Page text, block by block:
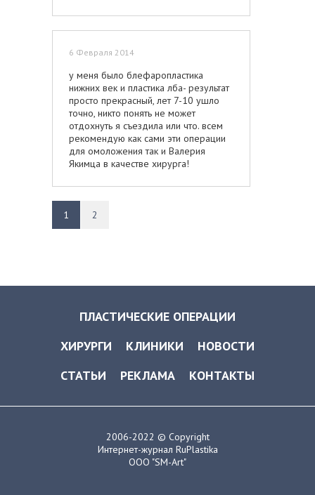
после всего!
довольна на все сто
6 Февраля 2014
у меня было блефаропластика
нижних век и пластика лба- результат
просто прекрасный, лет 7-10 ушло
точно, никто понять не может
отдохнуть я съездила или что. всем
рекомендую как сами эти операции
для омоложения так и Валерия
Якимца в качестве хирурга!
1 2
ПЛАСТИЧЕСКИЕ ОПЕРАЦИИ
ХИРУРГИ
КЛИНИКИ
НОВОСТИ
СТАТЬИ
РЕКЛАМА КОНТАКТЫ
2006-2022 © Copyright
Интернет-журнал RuPlastika
ООО "SM-Art"